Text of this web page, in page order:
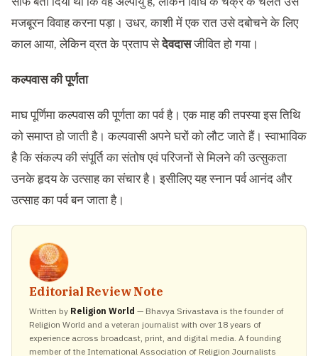
मजबूरन विवाह करना पड़ा। उधर, काशी में एक रात उसे दबोचने के लिए
काल आया, लेकिन व्रत के प्रताप सेदेवदासजीवित हो गया।
कल्पवास की पूर्णता
माघ पूर्णिमा कल्पवास की पूर्णता का पर्व है। एक माह की तपस्या इस तिथि
को समाप्त हो जाती है। कल्पवासी अपने घरों को लौट जाते हैं। स्वाभाविक
है कि संकल्प की संपूर्ति का संतोष एवं परिजनों से मिलने की उत्सुकता
उनके हृदय के उत्साह का संचार है। इसीलिए यह स्नान पर्व आनंद और
उत्साह का पर्व बन जाता है।
Editorial Review Note
Written by Religion World — Bhavya Srivastava is the founder of
Religion World and a veteran journalist with over 18 years of
experience across broadcast, print, and digital media. A founding
member of the International Association of Religion Journalists